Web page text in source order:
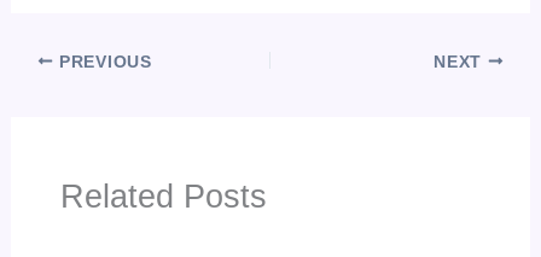
PREVIOUS NEXT
Related Posts